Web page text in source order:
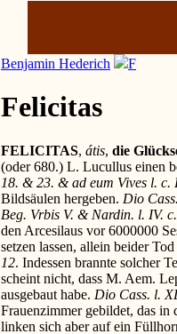
Benjamin Hederich F
Felicitas
FELICITAS, átis, die
(oder 680.) L. Lucullus einen
18. & 23. & ad eum Vives l. c.
Bildsäulen hergeben. Dio
Beg. Vrbis V. & Nardin. l. IV.
den Arcesilaus vor 6000000
setzen lassen, allein beider
12. Indessen brannte solcher
scheint nicht, dass M. Aem.
ausgebaut habe. Dio Cass. l.
Frauenzimmer gebildet, das in
linken sich aber auf ein